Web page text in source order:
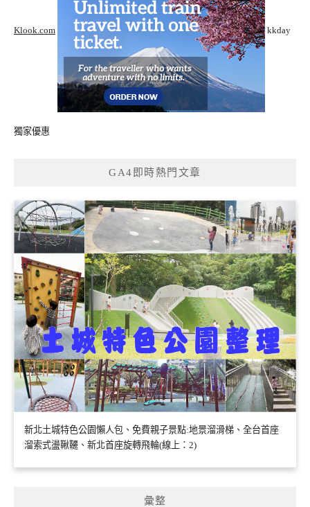
Klook.com kkday
獨家優惠
GA4即時熱門文章
新北土城特色公園懶人包、免費親子景點:地景溜滑梯、全台首座
溜索式盪鞦韆、新北首座旋轉飛輪(線上：2)
彙整